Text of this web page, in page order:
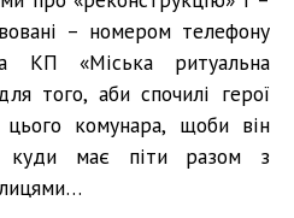
– номером телефону
КП «Міська ритуальна
того, аби спочилі герої
комунара, щоби він
куди має піти разом з